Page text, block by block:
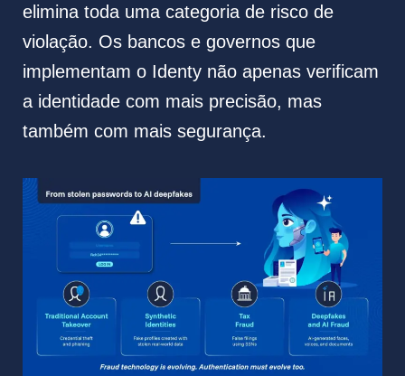
elimina toda uma categoria de risco de
violação. Os bancos e governos que
implementam o Identy não apenas verificam
a identidade com mais precisão, mas
também com mais segurança.